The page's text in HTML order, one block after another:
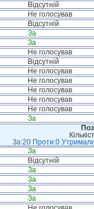
Відсутній
Не голосував
Відсутній
За
За
Не голосував
Відсутній
Не голосував
Не голосував
Не голосував
Не голосував
Не голосував
За
За:20 Проти:0
За
Відсутній
За
За
За
За